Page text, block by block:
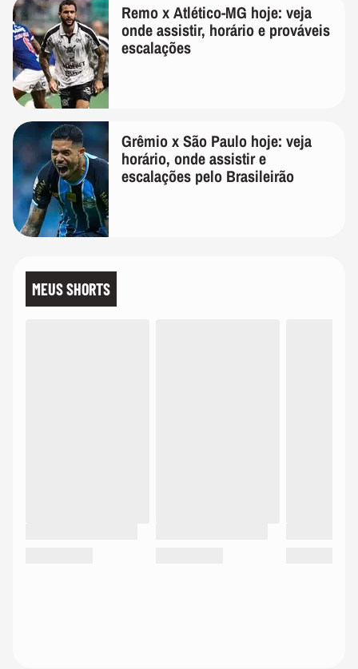
Remo x Atlético-MG hoje: veja
onde assistir, horário e prováveis
escalações
Grêmio x São Paulo hoje: veja
horário, onde assistir e
escalações pelo Brasileirão
MEUS SHORTS